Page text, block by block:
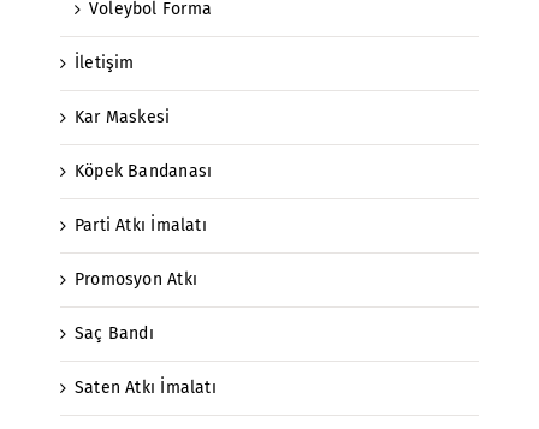
Voleybol Forma
İletişim
Kar Maskesi
Köpek Bandanası
Parti Atkı İmalatı
Promosyon Atkı
Saç Bandı
Saten Atkı İmalatı